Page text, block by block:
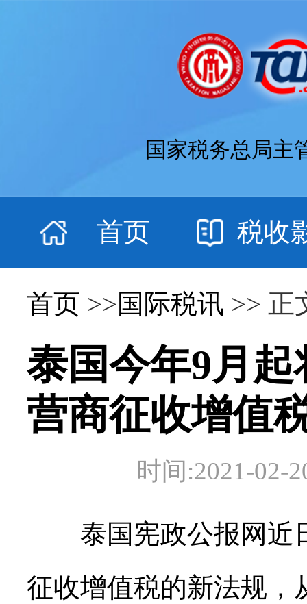
国家税务总局主
首页 税收
首页 >>国际税讯 >> 正
泰国今年9月
营商征收增值
时间:2021-02-
泰国宪政公报网近
征收增值税的新法规，